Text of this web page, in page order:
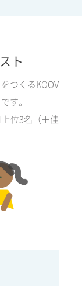
ト
つくるKOOV
す。
位3名（＋佳